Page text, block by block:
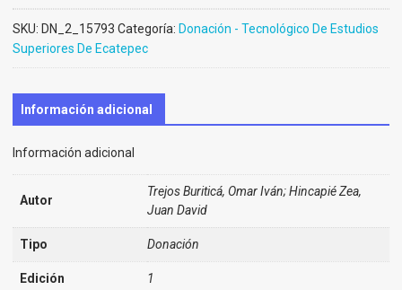
(Donación)
cantidad
SKU: DN_2_15793 Categoría: Donación - Tecnológico De Estudios
Superiores De Ecatepec
Información adicional
Información adicional
Autor
Trejos Buriticá, Omar Iván; Hincapié Zea,
Juan David
Tipo Donación
Edición 1